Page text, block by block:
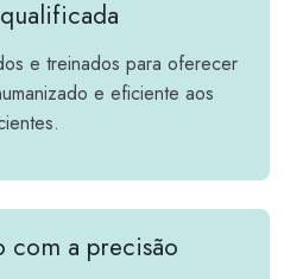
e treinados para oferecer
e eficiente aos
com a precisão